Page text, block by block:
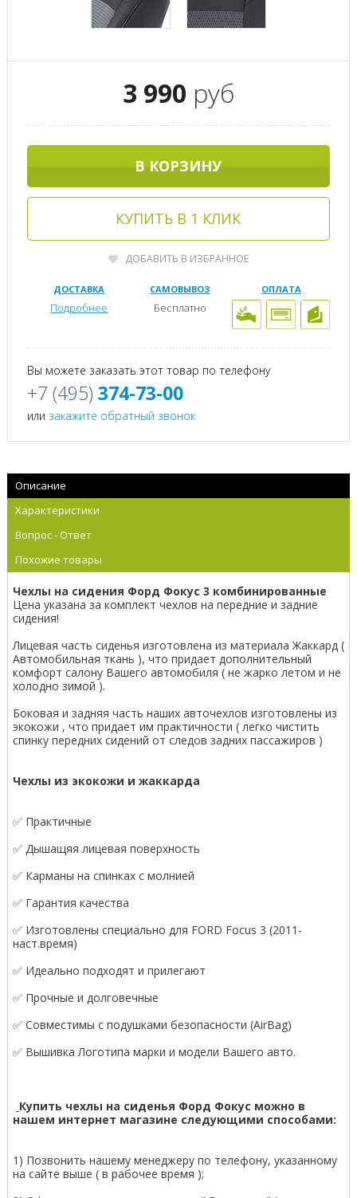
3 990 руб
В КОРЗИНУ
КУПИТЬ В 1 КЛИК
ДОБАВИТЬ В ИЗБРАННОЕ
ДОСТАВКА
Подробнее
САМОВЫВОЗ
Бесплатно
ОПЛАТА
Вы можете заказать этот товар по телефону
+7 (495) 374-73-00
или закажите обратный звонок
Описание
Характеристики
Вопрос - Ответ
Похожие товары
Чехлы на сидения Форд Фокус 3 комбинированные
Цена указана за комплект чехлов на передние и задние
сидения!
Лицевая часть сиденья изготовлена из материала Жаккард (
Автомобильная ткань ), что придает дополнительный
комфорт салону Вашего автомобиля ( не жарко летом и не
холодно зимой ).
Боковая и задняя часть наших авточехлов изготовлены из
экокожи , что придает им практичности ( легко чистить
спинку передних сидений от следов задних пассажиров )
Чехлы из экокожи и жаккарда
✅ Практичные
✅ Дышащяя лицевая поверхность
✅ Карманы на спинках с молнией
✅ Гарантия качества
✅ Изготовлены специально для FORD Focus 3 (2011-
наст.время)
✅ Идеально подходят и прилегают
✅ Прочные и долговечные
✅ Совместимы с подушками безопасности (AirBag)
✅ Вышивка Логотипа марки и модели Вашего авто.
Купить чехлы на сиденья Форд Фокус можно в
нашем интернет магазине следующими способами:
1) Позвонить нашему менеджеру по телефону, указанному
на сайте выше ( в рабочее время );